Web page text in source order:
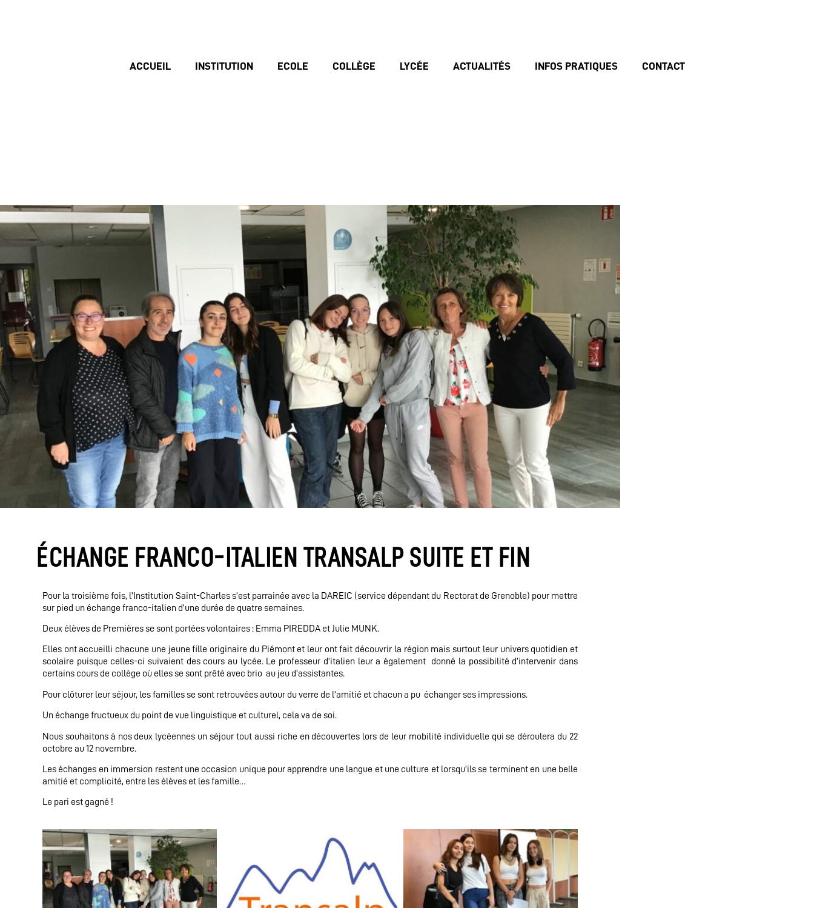
ACCUEIL INSTITUTION ECOLE COLLÈGE LYCÉE ACTUALITÉS INFOS PRATIQUES CONTACT
ÉCHANGE FRANCO-ITALIEN TRANSALP SUITE ET FIN
Pour la troisième fois, l’Institution Saint-Charles s’est parrainée avec la DAREIC (service dépendant du Rectorat de Grenoble) pour mettre
sur pied un échange franco-italien d’une durée de quatre semaines.
Deux élèves de Premières se sont portées volontaires : Emma PIREDDA et Julie MUNK.
Elles ont accueilli chacune une jeune fille originaire du Piémont et leur ont fait découvrir la région mais surtout leur univers quotidien et
scolaire puisque celles-ci suivaient des cours au lycée. Le professeur d’italien leur a également donné la possibilité d’intervenir dans
certains cours de collège où elles se sont prêté avec brio au jeu d’assistantes.
Pour clôturer leur séjour, les familles se sont retrouvées autour du verre de l’amitié et chacun a pu échanger ses impressions.
Un échange fructueux du point de vue linguistique et culturel, cela va de soi.
Nous souhaitons à nos deux lycéennes un séjour tout aussi riche en découvertes lors de leur mobilité individuelle qui se déroulera du 22
octobre au 12 novembre.
Les échanges en immersion restent une occasion unique pour apprendre une langue et une culture et lorsqu’ils se terminent en une belle
amitié et complicité, entre les élèves et les famille…
Le pari est gagné !